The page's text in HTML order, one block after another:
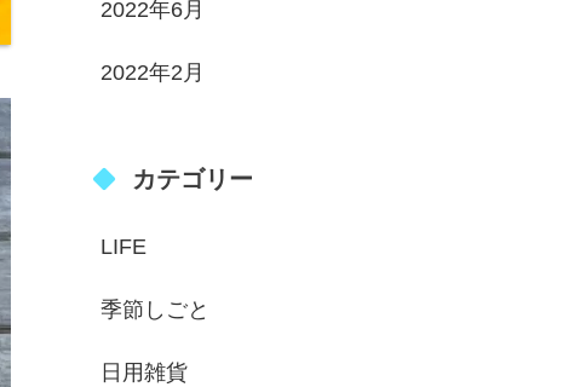
2022年6月
2022年2月
カテゴリー
LIFE
季節しごと
日用雑貨